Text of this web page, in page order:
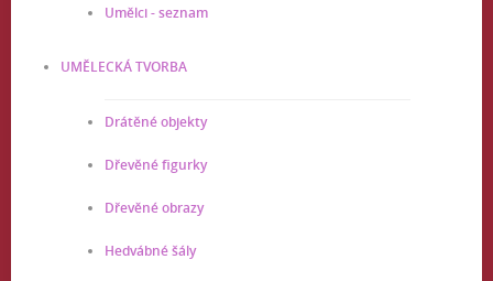
Umělci - seznam
UMĚLECKÁ TVORBA
Drátěné objekty
Dřevěné figurky
Dřevěné obrazy
Hedvábné šály